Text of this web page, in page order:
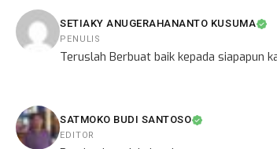
SETIAKY ANUGERAHANANTO KUSUMA
PENULIS
Teruslah Berbuat baik kepada siapapun
SATMOKO BUDI SANTOSO
EDITOR